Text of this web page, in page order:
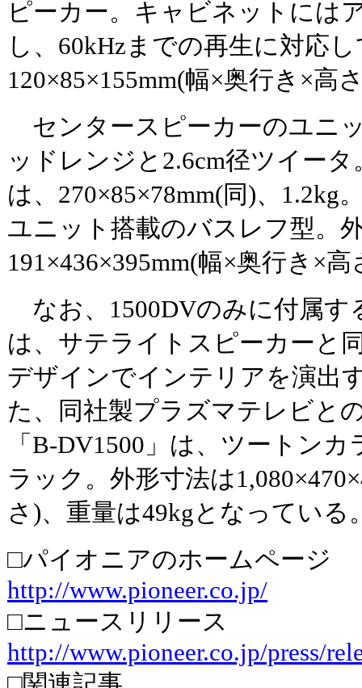
ピーカー。キャビネットには
し、60kHzまでの再生に対応
120×85×155mm(幅×奥行き×高
センタースピーカーのユニ
ッドレンジと2.6cm径ツイー
は、270×85×78mm(同)、1.2kg
ユニット搭載のバスレフ型。
191×436×395mm(幅×奥行き×高
なお、1500DVのみに付属す
は、サテライトスピーカーと
デザインでインテリアを演出
た、同社製プラズマテレビと
「B-DV1500」は、ツートン
ラック。外形寸法は
さ)、重量は49kgとなっている
□パイオニアのホームページ
http://www.pioneer.co.jp/
□ニュースリリース
http://www.pioneer.co.jp/press/